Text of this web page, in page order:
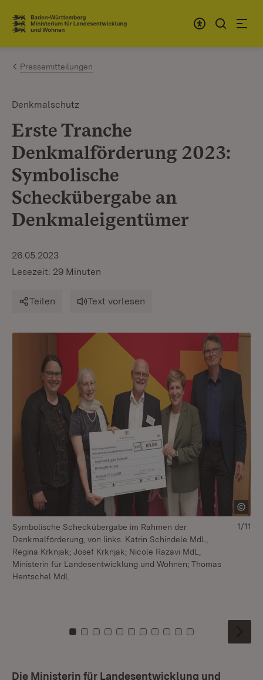
Zum Inhalt springen
Link zur Startseite
Pressemitteilungen
Denkmalschutz
Erste Tranche
Denkmalförderung 2023:
Symbolische
Scheckübergabe an
Denkmaleigentümer
26.05.2023
Lesezeit: 29 Minuten
Teilen Text vorlesen
Symbolische Scheckübergabe im Rahmen der
Denkmalförderung; von links: Katrin Schindele MdL,
Regina Krknjak; Josef Krknjak; Nicole Razavi MdL,
Ministerin für Landesentwicklung und Wohnen; Thomas
Hentschel MdL
Zu Kachel: 0
Zu Kachel: 1
Zu Kachel: 2
Zu Kachel: 3
Zu Kachel: 4
Zu Kachel: 5
Zu Kachel: 6
Zu Kachel: 7
Zu Kachel: 8
Zu Kachel: 9
Zu Kachel: 10
1/11
Die Ministerin für Landesentwicklung und